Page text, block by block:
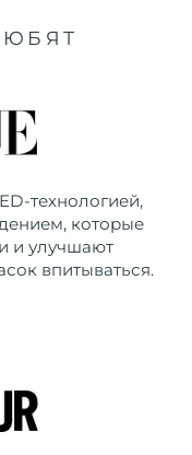
технологией,
которые
и улучшают
впитываться.